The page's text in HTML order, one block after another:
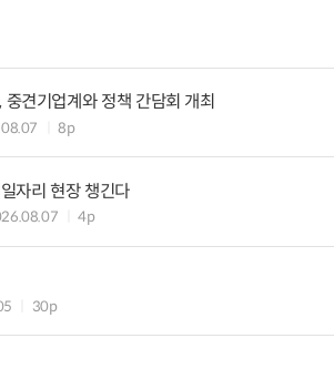
견기업계와 정책 간담회 개최
8p
자리 현장 챙긴다
4p
30p